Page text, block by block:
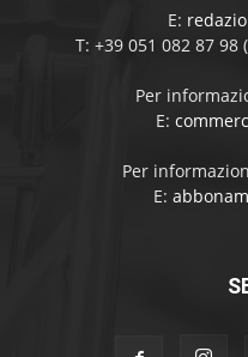
E:
T: +39 051 082 87 98
Per
E:
Per
E: